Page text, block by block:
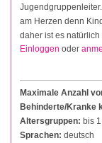
am Herzen denn
daher ist es natürlich
Einloggen oder
Maximale Anzahl
Behinderte/Kranke
Altersgruppen: bis
Sprachen: deutsch